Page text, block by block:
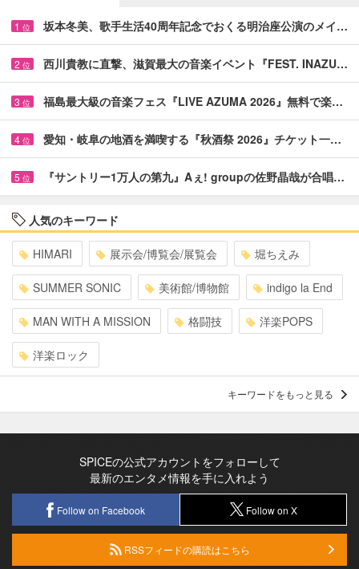
1 位 坂本冬美、歌手生活40周年記念でおくる明治座公演のメイ…
2 位 西川貴教に直撃、滋賀最大の音楽イベント『FEST. INAZU…
3 位 福島最大級の音楽フェス『LIVE AZUMA 2026』無料で楽…
4 位 愛知・岐阜の地酒を満喫する『秋酒祭 2026』チケット一…
5 位 『サントリー1万人の第九』Aぇ! groupの佐野晶哉が合唱…
人気のキーワード
HIMARI 展示会/博覧会/展覧会 堀ちえみ
SUMMER SONIC 美術館/博物館 indigo la End
MAN WITH A MISSION 格闘技 洋楽POPS
洋楽ロック
キーワードをもっと見る
SPICEの公式アカウントをフォローして
最新のエンタメ情報を手に入れよう
Follow on Facebook Follow on X
RSSフィードの購読はこちら